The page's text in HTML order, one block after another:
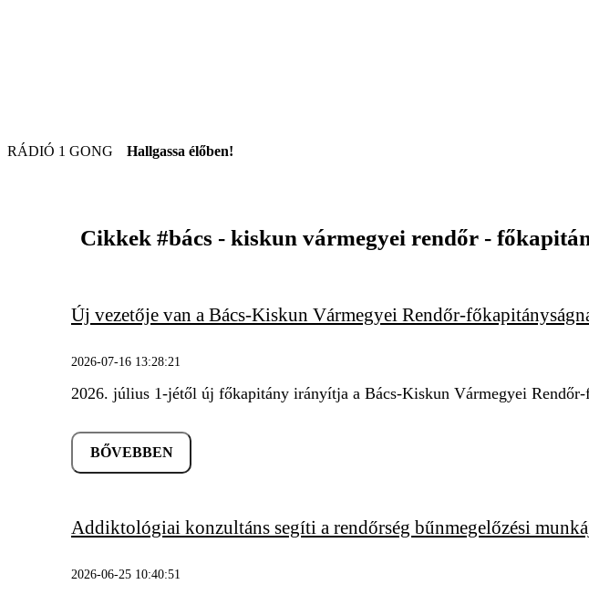
RÁDIÓ 1 GONG Hallgassa élőben!
Cikkek #bács - kiskun vármegyei rendőr -
Új vezetője van a Bács-Kiskun Vármegyei Rendőr-
2026-07-16 13:28:21
2026. július 1-jétől új főkapitány irányítja a Bács-Kiskun Vármegyei
BŐVEBBEN
Addiktológiai konzultáns segíti a rendőrség bűnmegelőzési
2026-06-25 10:40:51